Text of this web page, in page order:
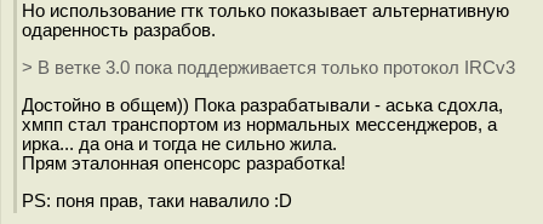
Но использование гтк только показывает альтернативную
одаренность разрабов.
> В ветке 3.0 пока поддерживается только протокол IRCv3
Достойно в общем)) Пока разрабатывали - аська сдохла,
хмпп стал транспортом из нормальных мессенджеров, а
ирка... да она и тогда не сильно жила.
Прям эталонная опенсорс разработка!
PS: поня прав, таки навалило :D